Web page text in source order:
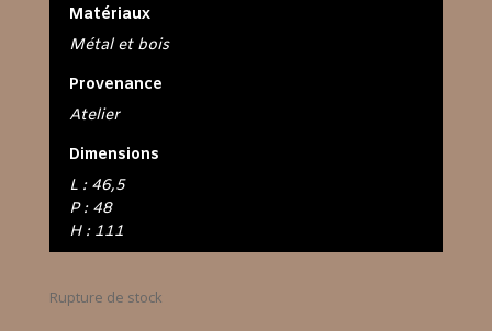
Matériaux
Métal et bois
Provenance
Atelier
Dimensions
L : 46,5
P : 48
H : 111
Rupture de stock